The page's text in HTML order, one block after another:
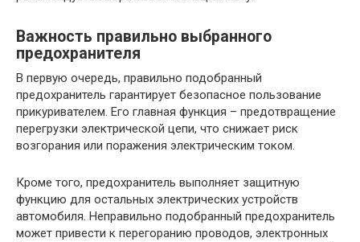
Важность правильно выбранного
предохранителя
В первую очередь, правильно подобранный
предохранитель гарантирует безопасное пользование
прикуривателем. Его главная функция – предотвращение
перегрузки электрической цепи, что снижает риск
возгорания или поражения электрическим током.
Кроме того, предохранитель выполняет защитную
функцию для остальных электрических устройств
автомобиля. Неправильно подобранный предохранитель
может привести к перегоранию проводов, электронных